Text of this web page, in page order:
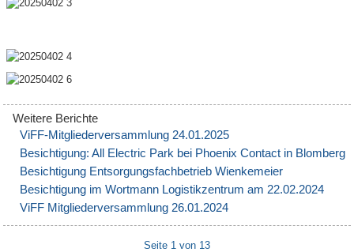
ViFF-Mitgliederversammlung 24.01.2025
Besichtigung: All Electric Park bei Phoenix Contact in Blomberg
Besichtigung Entsorgungsfachbetrieb Wienkemeier
Besichtigung im Wortmann Logistikzentrum am 22.02.2024
ViFF Mitgliederversammlung 26.01.2024
Seite 1 von 13